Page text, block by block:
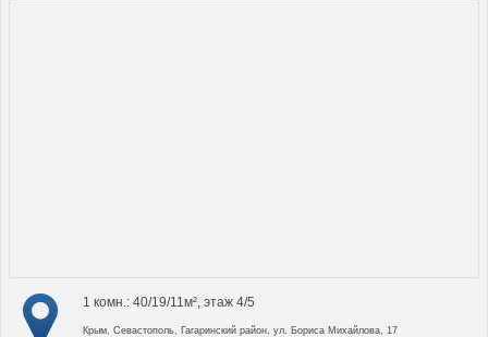
1 комн.: 40/19/11м², этаж 4/5
Крым, Севастополь, Гагаринский район, ул. Бориса Михайлова, 17